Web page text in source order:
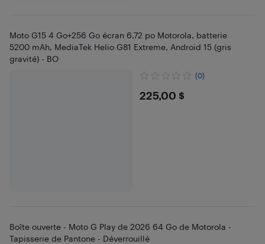
Moto G15 4 Go+256 Go écran 6,72 po Motorola, batterie
5200 mAh, MediaTek Helio G81 Extreme, Android 15 (gris
gravité) - BO
(0)
$225
225,00 $
Boîte ouverte - Moto G Play de 2026 64 Go de Motorola -
Tapisserie de Pantone - Déverrouillé